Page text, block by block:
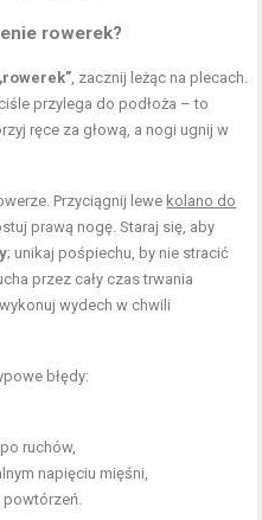
rowerek?
, zacznij leżąc na plecach.
przylega do podłoża – to
ręce za głową, a nogi ugnij w
Przyciągnij lewe kolano do
prawą nogę. Staraj się, aby
; unikaj pośpiechu, by nie stracić
przez cały czas trwania
wydech w chwili
błędy:
ruchów,
napięciu mięśni,
powtórzeń.